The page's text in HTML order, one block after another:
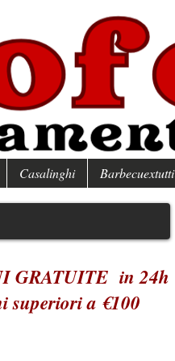
Casalinghi Barbecuextutti
GRATUITE in 24h
superiori a €100